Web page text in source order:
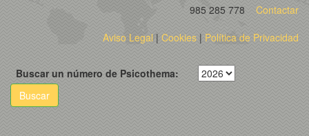
985 285 778
Contactar
Aviso Legal| Cookies | Política de Privacidad
Buscar un número de Psicothema:
Buscar